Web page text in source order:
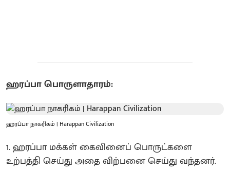
ஹரப்பா பொருளாதாரம்:
ஹரப்பா நாகரிகம் | Harappan Civilization
1. ஹரப்பா மக்கள் கைவினைப் பொருட்களை
உற்பத்தி செய்து அதை விற்பனை செய்து வந்தனர்.